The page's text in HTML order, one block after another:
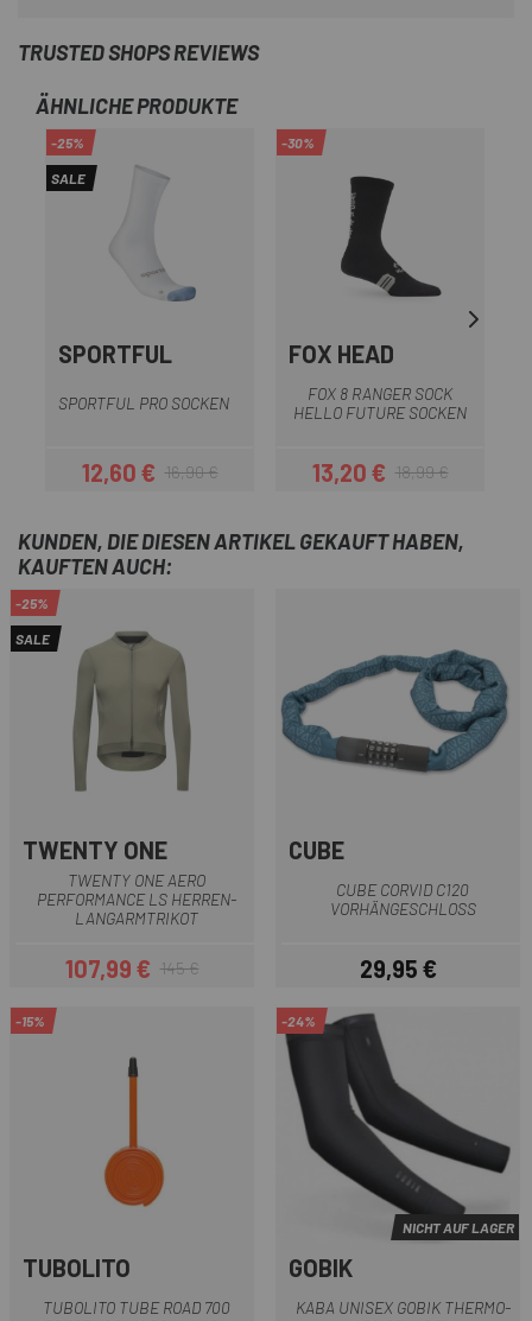
TRUSTED SHOPS REVIEWS
ÄHNLICHE PRODUKTE
-25%
SALE
SPORTFUL
SPORTFUL PRO SOCKEN
Preis
12,60 €Regulärer Preis
16,90 €
-30%
FOX HEAD
FOX 8 RANGER SOCK
HELLO FUTURE SOCKEN
Preis
13,20 €Regulärer Preis
18,99 €
KUNDEN, DIE DIESEN ARTIKEL GEKAUFT HABEN,
KAUFTEN AUCH:
-25%
SALE
TWENTY ONE
TWENTY ONE AERO
PERFORMANCE LS HERREN-
LANGARMTRIKOT
Preis
107,99 €Regulärer Preis
145 €
CUBE
CUBE CORVID C120
VORHÄNGESCHLOSS
Preis
29,95 €
-15%
TUBOLITO
TUBOLITO TUBE ROAD 700
-24%
NICHT AUF LAGER
GOBIK
KABA UNISEX GOBIK THERMO-